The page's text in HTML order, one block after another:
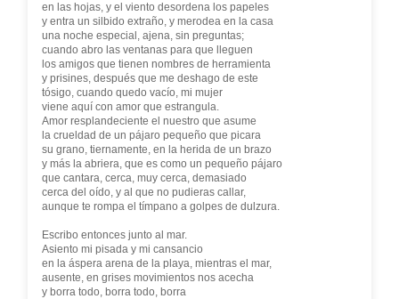
en las hojas, y el viento desordena los papeles
y entra un silbido extraño, y merodea en la casa
una noche especial, ajena, sin preguntas;
cuando abro las ventanas para que lleguen
los amigos que tienen nombres de herramienta
y prisines, después que me deshago de este
tósigo, cuando quedo vacío, mi mujer
viene aquí con amor que estrangula.
Amor resplandeciente el nuestro que asume
la crueldad de un pájaro pequeño que picara
su grano, tiernamente, en la herida de un brazo
y más la abriera, que es como un pequeño pájaro
que cantara, cerca, muy cerca, demasiado
cerca del oído, y al que no pudieras callar,
aunque te rompa el tímpano a golpes de dulzura.
Escribo entonces junto al mar.
Asiento mi pisada y mi cansancio
en la áspera arena de la playa, mientras el mar,
ausente, en grises movimientos nos acecha
y borra todo, borra todo, borra